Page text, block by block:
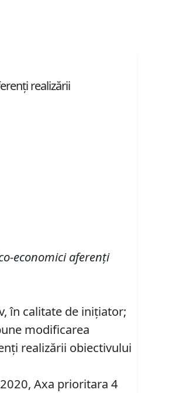
realizării
economici aferenți
în calitate de inițiator;
modificarea
realizării obiectivului
Axa prioritara 4